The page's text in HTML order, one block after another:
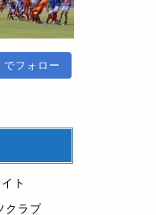
でフォロー
ト
クラブ